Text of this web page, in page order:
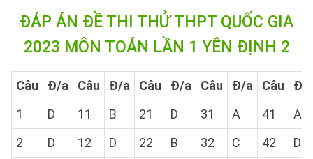
ĐÁP ÁN ĐỀ THI THỬ THPT QUỐC GIA
2023 MÔN TOÁN LẦN 1 YÊN ĐỊNH 2
Câu Đ/a Câu Đ/a Câu Đ/a Câu Đ/a Câu
Đ/
1
D 11 B 21 D 31 A 41
A
2
D 12 D 22 B 32 C 42
D